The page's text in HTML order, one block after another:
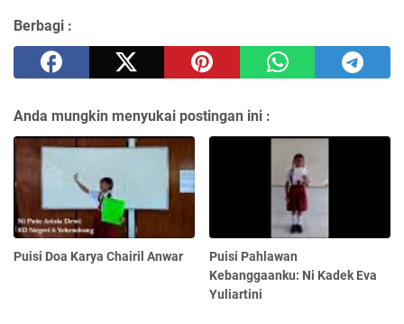
Berbagi :
Anda mungkin menyukai postingan ini :
Puisi Doa Karya Chairil Anwar
Puisi Pahlawan
Kebanggaanku: Ni Kadek Eva
Yuliartini